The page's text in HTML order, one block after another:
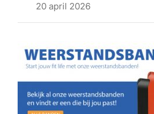
20 april 2026